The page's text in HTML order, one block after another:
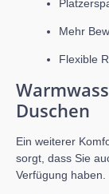
Mehr
Flexible
Duschen
Ein weiterer
sorgt, dass Sie
Verfügung haben.